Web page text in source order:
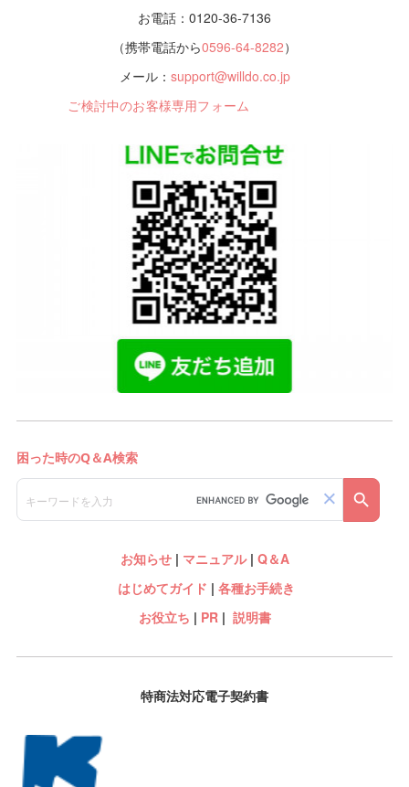
お電話：0120-36-7136
（携帯電話から0596-64-8282）
メール： support@willdo.co.jp
ご検討中のお客様専用フォーム
お知らせ| マニュアル| Q＆A
はじめてガイド | 各種お手続き
お役立ち | PR| 説明書
特商法対応電子契約書